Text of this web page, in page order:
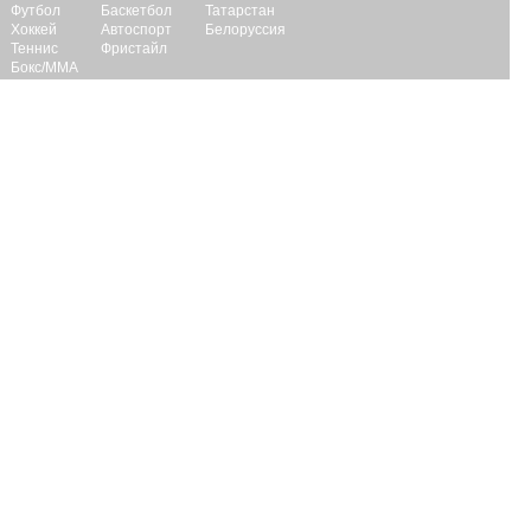
Футбол
Хоккей
Теннис
Бокс/ММА
Баскетбол
Автоспорт
Фристайл
Татарстан
Белоруссия